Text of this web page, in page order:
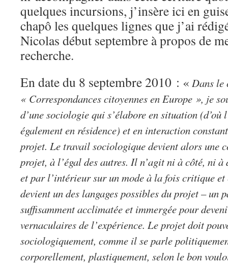
quelques incursions, j’insère ici en
chapô les quelques lignes que j’ai
Nicolas début septembre à propos de
recherche.
En date du 8 septembre 2010 : « Dans le
« Correspondances citoyennes en Europe », je
d’une sociologie qui s’élabore en situation (d’où
également en résidence) et en interaction
projet. Le travail sociologique devient alors une
projet, à l’égal des autres. Il n’agit ni à côté, ni
et par l’intérieur sur un mode à la fois critique
devient un des langages possibles du projet – un
suffisamment acclimatée et immergée pour
vernaculaires de l’expérience. Le projet doit
sociologiquement, comme il se parle
corporellement, plastiquement, selon le bon